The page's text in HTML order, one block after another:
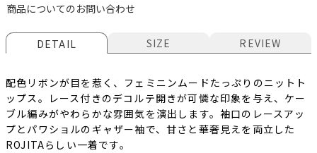
商品についてのお問い合わせ
DETAIL SIZE REVIEW
配色リボンが目を惹く、フェミニンムードたっぷりのニットト
ップス。レース付きのデコルテ開きが可憐な印象を与え、ケー
ブル編みがやわらかな雰囲気を演出します。袖口のレースアッ
プとパワショルのギャザー袖で、甘さと華奢見えを両立した
ROJITAらしい一着です。